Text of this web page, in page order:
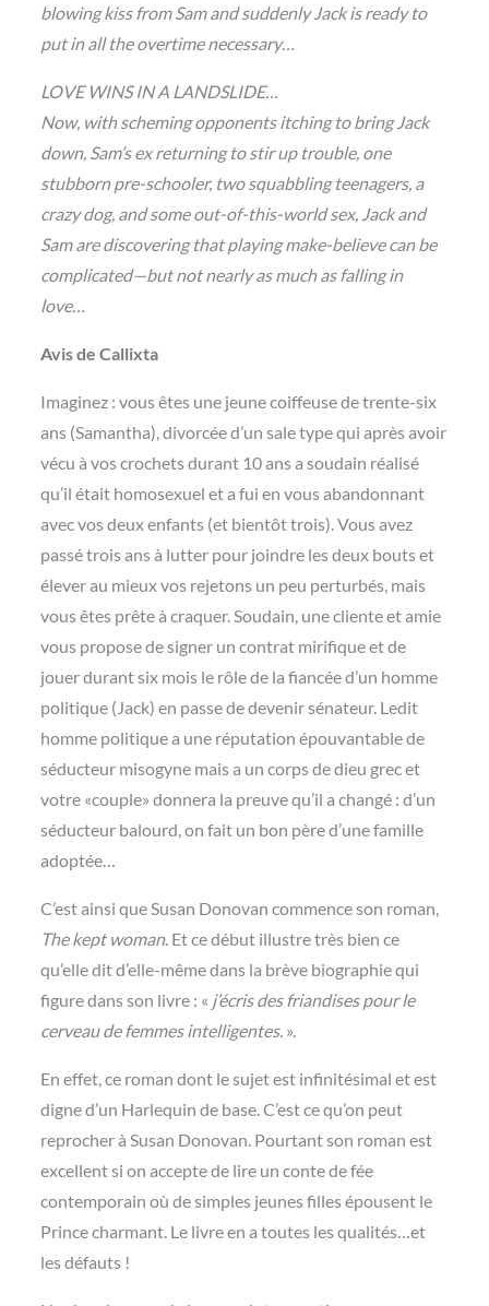
blowing kiss from Sam and suddenly Jack is ready to
put in all the overtime necessary…
LOVE WINS IN A LANDSLIDE…
Now, with scheming opponents itching to bring Jack
down, Sam’s ex returning to stir up trouble, one
stubborn pre-schooler, two squabbling teenagers, a
crazy dog, and some out-of-this-world sex, Jack and
Sam are discovering that playing make-believe can be
complicated—but not nearly as much as falling in
love…
Avis de Callixta
Imaginez : vous êtes une jeune coiffeuse de trente-six
ans (Samantha), divorcée d’un sale type qui après avoir
vécu à vos crochets durant 10 ans a soudain réalisé
qu’il était homosexuel et a fui en vous abandonnant
avec vos deux enfants (et bientôt trois). Vous avez
passé trois ans à lutter pour joindre les deux bouts et
élever au mieux vos rejetons un peu perturbés, mais
vous êtes prête à craquer. Soudain, une cliente et amie
vous propose de signer un contrat mirifique et de
jouer durant six mois le rôle de la fiancée d’un homme
politique (Jack) en passe de devenir sénateur. Ledit
homme politique a une réputation épouvantable de
séducteur misogyne mais a un corps de dieu grec et
votre «couple» donnera la preuve qu’il a changé : d’un
séducteur balourd, on fait un bon père d’une famille
adoptée…
C’est ainsi que Susan Donovan commence son roman,
The kept woman. Et ce début illustre très bien ce
qu’elle dit d’elle-même dans la brève biographie qui
figure dans son livre : « j’écris des friandises pour le
cerveau de femmes intelligentes. ».
En effet, ce roman dont le sujet est infinitésimal et est
digne d’un Harlequin de base. C’est ce qu’on peut
reprocher à Susan Donovan. Pourtant son roman est
excellent si on accepte de lire un conte de fée
contemporain où de simples jeunes filles épousent le
Prince charmant. Le livre en a toutes les qualités…et
les défauts !